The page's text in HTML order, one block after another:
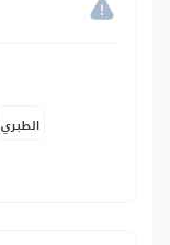
الطبري